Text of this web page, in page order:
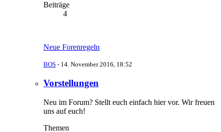
Beiträge
4
Neue Forenregeln
BOS - 14. November 2016, 18:52
Vorstellungen
Neu im Forum? Stellt euch einfach hier vor. Wir freuen
uns auf euch!
Themen